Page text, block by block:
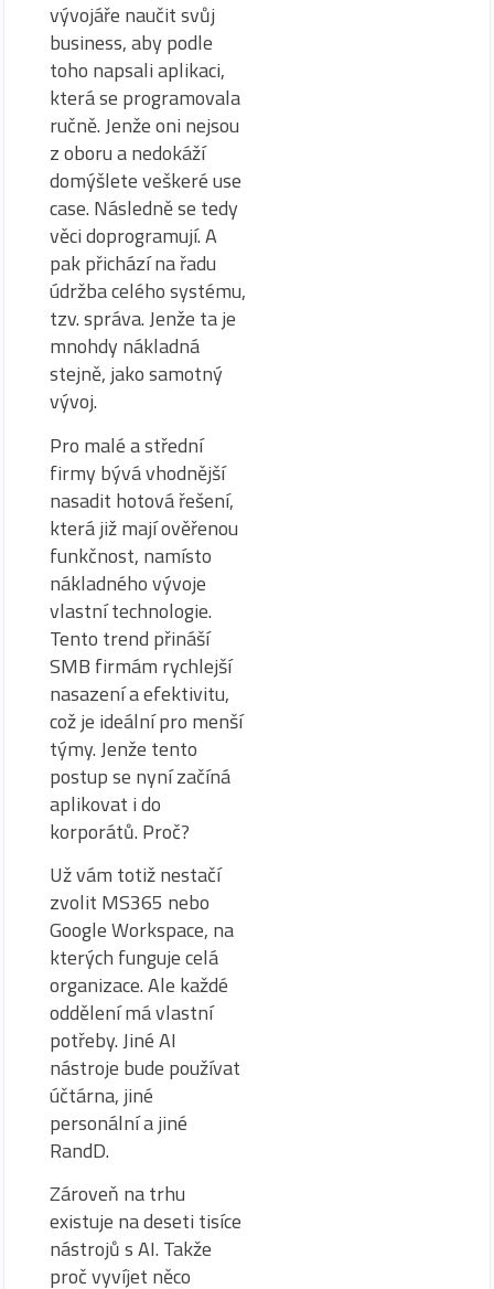
vývojáře naučit svůj
business, aby podle
toho napsali aplikaci,
která se programovala
ručně. Jenže oni nejsou
z oboru a nedokáží
domýšlete veškeré use
case. Následně se tedy
věci doprogramují. A
pak přichází na řadu
údržba celého systému,
tzv. správa. Jenže ta je
mnohdy nákladná
stejně, jako samotný
vývoj.
Pro malé a střední
firmy bývá vhodnější
nasadit hotová řešení,
která již mají ověřenou
funkčnost, namísto
nákladného vývoje
vlastní technologie.
Tento trend přináší
SMB firmám rychlejší
nasazení a efektivitu,
což je ideální pro menší
týmy. Jenže tento
postup se nyní začíná
aplikovat i do
korporátů. Proč?
Už vám totiž nestačí
zvolit MS365 nebo
Google Workspace, na
kterých funguje celá
organizace. Ale každé
oddělení má vlastní
potřeby. Jiné AI
nástroje bude používat
účtárna, jiné
personální a jiné
RandD.
Zároveň na trhu
existuje na deseti tisíce
nástrojů s AI. Takže
proč vyvíjet něco